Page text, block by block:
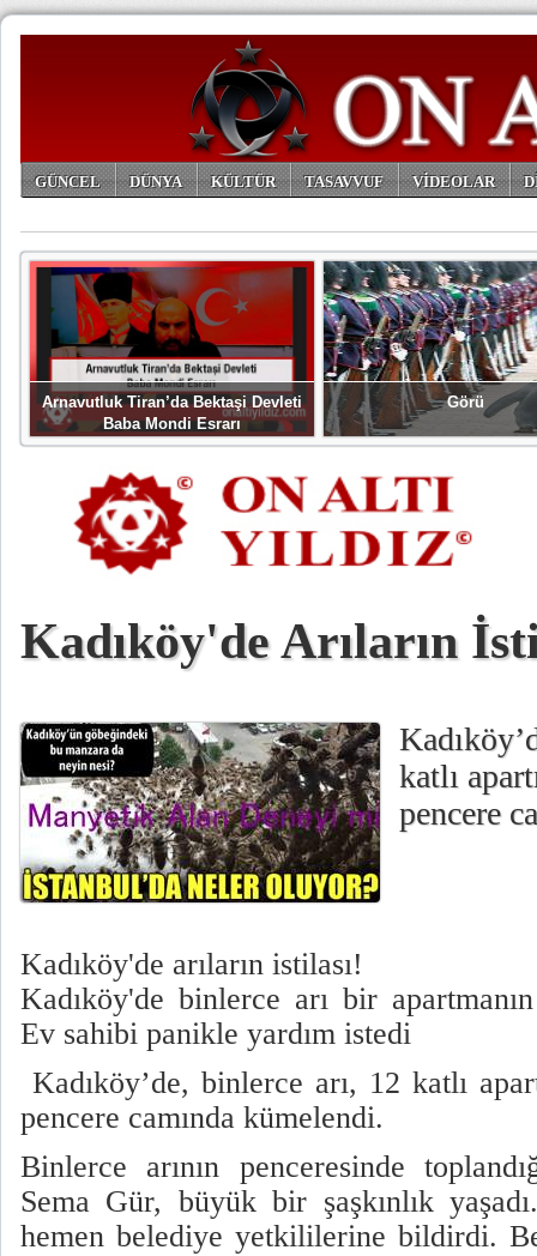
GÜNCEL DÜNYA KÜLTÜR TASAVVUF VİDEOLAR
Arnavutluk Tiran’da Bektaşi Devleti
Baba Mondi Esrarı
Görü
Kadıköy'de Arıların
katlı
pencere
Kadıköy'de arıların istilası!
Kadıköy'de binlerce arı bir
Ev sahibi panikle yardım istedi
Kadıköy’de, binlerce arı, 12 katlı
pencere camında kümelendi.
Binlerce arının penceresinde
Sema Gür, büyük bir şaşkınlık
hemen belediye yetkililerine bildirdi.